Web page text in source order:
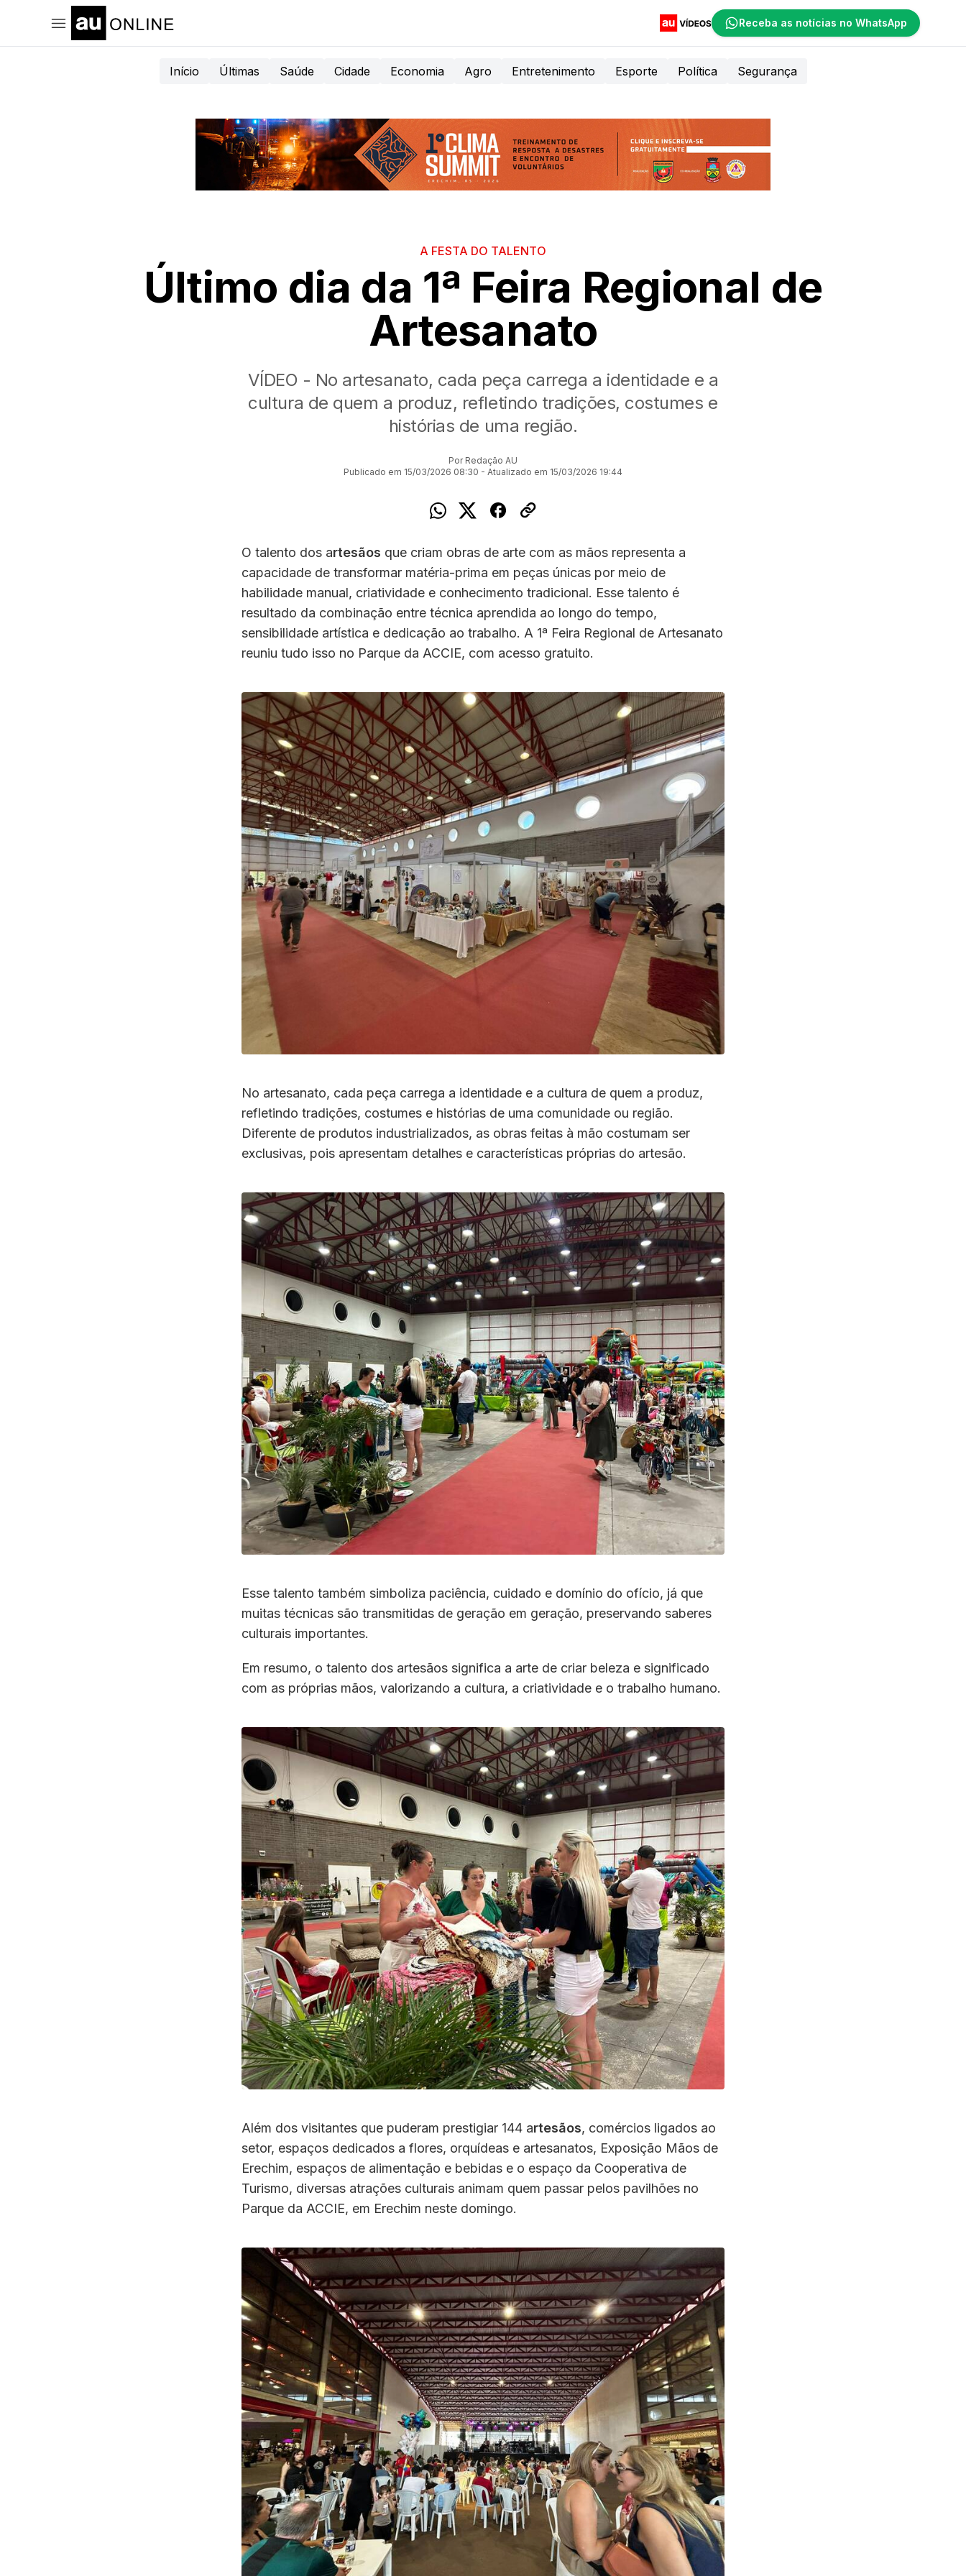
Receba as notícias no WhatsApp
Início Últimas Saúde Cidade Economia Agro Entretenimento Esporte Política Segurança
A FESTA DO TALENTO
Último dia da 1ª Feira Regional de
Artesanato
VÍDEO - No artesanato, cada peça carrega a identidade e a
cultura de quem a produz, refletindo tradições, costumes e
histórias de uma região.
Por Redação AU
Publicado em 15/03/2026 08:30 - Atualizado em 15/03/2026 19:44
O talento dos artesãos que criam obras de arte com as mãos representa a
capacidade de transformar matéria-prima em peças únicas por meio de
habilidade manual, criatividade e conhecimento tradicional. Esse talento é
resultado da combinação entre técnica aprendida ao longo do tempo,
sensibilidade artística e dedicação ao trabalho. A 1ª Feira Regional de Artesanato
reuniu tudo isso no Parque da ACCIE, com acesso gratuito.
No artesanato, cada peça carrega a identidade e a cultura de quem a produz,
refletindo tradições, costumes e histórias de uma comunidade ou região.
Diferente de produtos industrializados, as obras feitas à mão costumam ser
exclusivas, pois apresentam detalhes e características próprias do artesão.
Esse talento também simboliza paciência, cuidado e domínio do ofício, já que
muitas técnicas são transmitidas de geração em geração, preservando saberes
culturais importantes.
Em resumo, o talento dos artesãos significa a arte de criar beleza e significado
com as próprias mãos, valorizando a cultura, a criatividade e o trabalho humano.
Além dos visitantes que puderam prestigiar 144 artesãos, comércios ligados ao
setor, espaços dedicados a flores, orquídeas e artesanatos, Exposição Mãos de
Erechim, espaços de alimentação e bebidas e o espaço da Cooperativa de
Turismo, diversas atrações culturais animam quem passar pelos pavilhões no
Parque da ACCIE, em Erechim neste domingo.